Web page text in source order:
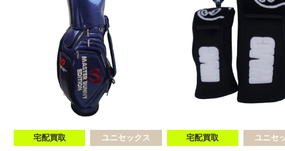
宅配買取 ユニセックス 宅配買取 ユニセ